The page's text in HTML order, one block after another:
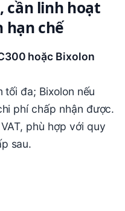
cần linh hoạt
hạn chế
hoặc Bixolon
đa; Bixolon nếu
phí chấp nhận được.
phù hợp với quy
sau.